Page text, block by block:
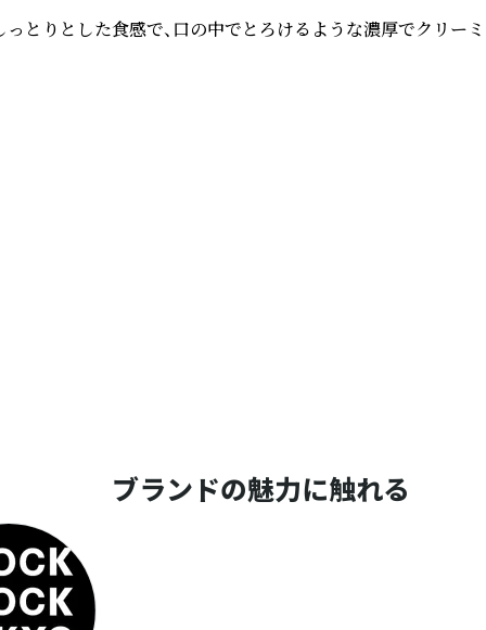
りとした食感で、口の中でとろけるような濃厚でクリー
ブランドの魅力に触れる